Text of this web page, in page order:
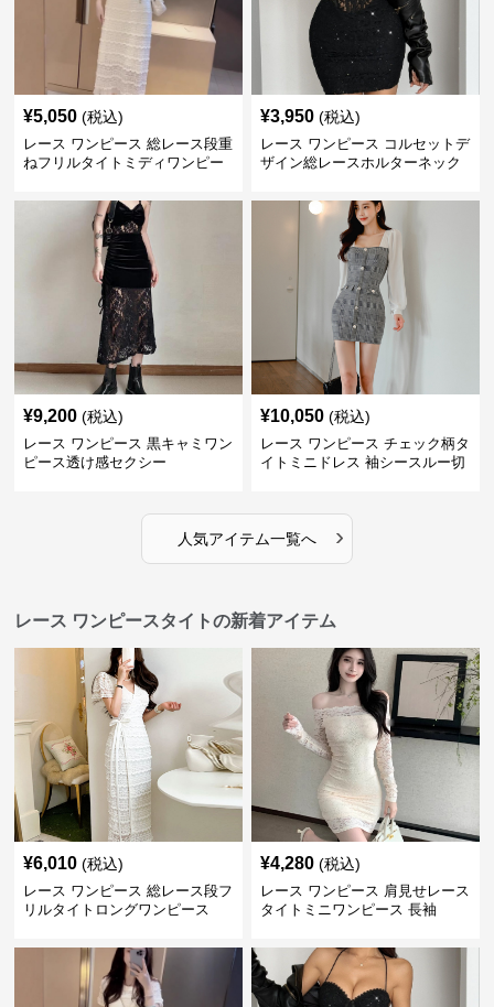
¥5,050 (税込)
レース ワンピース 総レース段重
ねフリルタイトミディワンピー
¥3,950 (税込)
レース ワンピース コルセットデ
ザイン総レースホルターネック
¥9,200 (税込)
レース ワンピース 黒キャミワン
ピース透け感セクシー
¥10,050 (税込)
レース ワンピース チェック柄タ
イトミニドレス 袖シースルー切
人気アイテム一覧へ ›
レース ワンピースタイトの新着アイテム
¥6,010 (税込)
レース ワンピース 総レース段フ
リルタイトロングワンピース
¥4,280 (税込)
レース ワンピース 肩見せレース
タイトミニワンピース 長袖